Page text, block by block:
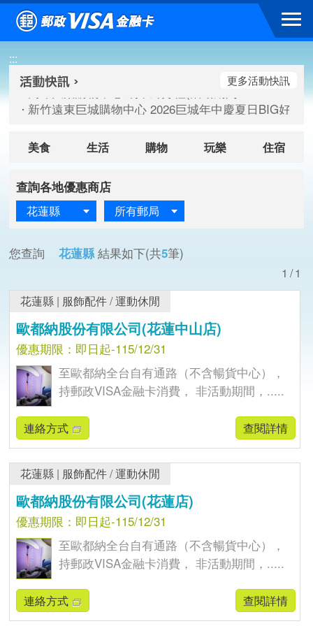
跳到主要內容區塊
:::
高雄大樂購物中心 刷卡郵好禮(活動期間：115/08/07-
臺北三創生活 有點東西第2波 刷卡郵好禮(活動期間：
高雄大樂購物中心 刷卡郵好禮(活動期間：115/08/07-
新竹遠東巨城購物中心 2026巨城年中慶夏日BIG好刷(
更多活動快訊
美食 生活 購物 玩樂 住宿
查詢各地優惠商店
花蓮縣 所有郵局
您查詢 花蓮縣 結果如下(共5筆)
1/1
花蓮縣 | 服飾配件/運動休閒
歐都納股份有限公司(花蓮中山店)
優惠期限：即日起-115/12/31
至歐都納全台自有通路（不含暢貨中心），
持郵政VISA金融卡消費， 非活動期間，.....
連絡方式 查閱詳情
花蓮縣 | 服飾配件/運動休閒
歐都納股份有限公司(花蓮店)
優惠期限：即日起-115/12/31
至歐都納全台自有通路（不含暢貨中心），
持郵政VISA金融卡消費， 非活動期間，.....
連絡方式 查閱詳情